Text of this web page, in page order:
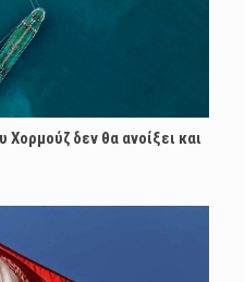
δεν θα ανοίξει και